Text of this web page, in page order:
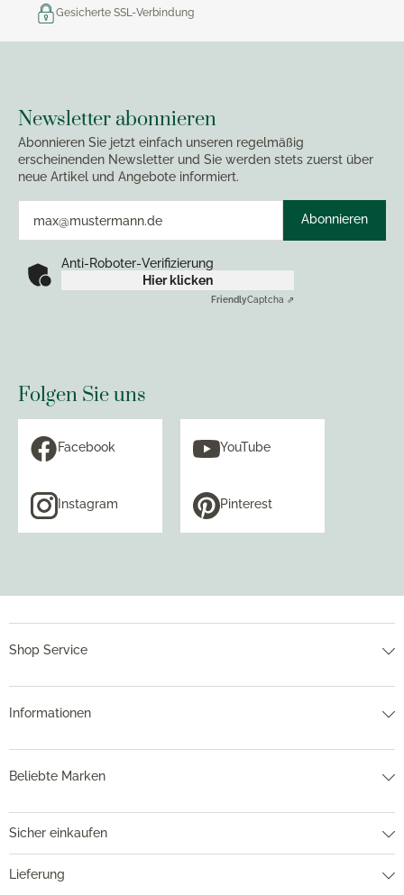
Gesicherte SSL-Verbindung
Newsletter abonnieren
Abonnieren Sie jetzt einfach unseren regelmäßig
erscheinenden Newsletter und Sie werden stets zuerst über
neue Artikel und Angebote informiert.
Abonnieren
Anti-Roboter-Verifizierung
Hier klicken
FriendlyCaptcha ⇗
Folgen Sie uns
Facebook YouTube
Instagram Pinterest
Shop Service
Informationen
Beliebte Marken
Sicher einkaufen
Lieferung